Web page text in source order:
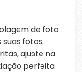
de foto
fotos.
ajuste na
perfeita